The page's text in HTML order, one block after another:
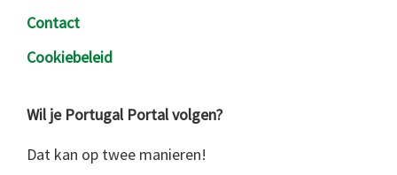
Contact
Cookiebeleid
Wil je Portugal Portal volgen?
Dat kan op twee manieren!